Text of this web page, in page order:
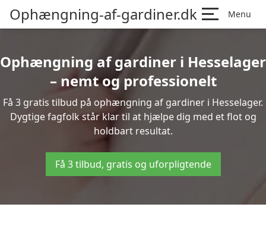
Ophængning-af-gardiner.dk Menu
Ophængning af gardiner i Hesselager
– nemt og professionelt
Få 3 gratis tilbud på ophængning af gardiner i Hesselager.
Dygtige fagfolk står klar til at hjælpe dig med et flot og
holdbart resultat.
Få 3 tilbud, gratis og uforpligtende